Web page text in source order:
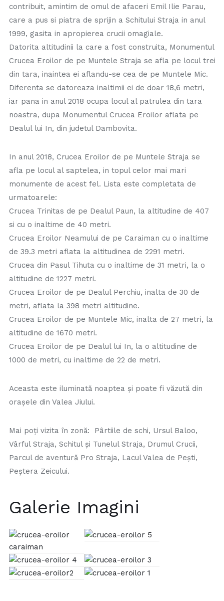
contribuit, amintim de omul de afaceri Emil Ilie Parau,
care a pus si piatra de sprijin a Schitului Straja in anul
1999, gasita in apropierea crucii omagiale.
Datorita altitudinii la care a fost construita, Monumentul
Crucea Eroilor de pe Muntele Straja se afla pe locul trei
din tara, inaintea ei aflandu-se cea de pe Muntele Mic.
Diferenta se datoreaza inaltimii ei de doar 18,6 metri,
iar pana in anul 2018 ocupa locul al patrulea din tara
noastra, dupa Monumentul Crucea Eroilor aflata pe
Dealul lui In, din judetul Dambovita.
In anul 2018, Crucea Eroilor de pe Muntele Straja se
afla pe locul al saptelea, in topul celor mai mari
monumente de acest fel. Lista este completata de
urmatoarele:
Crucea Trinitas de pe Dealul Paun, la altitudine de 407
si cu o inaltime de 40 metri.
Crucea Eroilor Neamului de pe Caraiman cu o inaltime
de 39.3 metri aflata la altitudinea de 2291 metri.
Crucea din Pasul Tihuta cu o inaltime de 31 metri, la o
altitudine de 1227 metri.
Crucea Eroilor de pe Dealul Perchiu, inalta de 30 de
metri, aflata la 398 metri altitudine.
Crucea Eroilor de pe Muntele Mic, inalta de 27 metri, la
altitudine de 1670 metri.
Crucea Eroilor de pe Dealul lui In, la o altitudine de
1000 de metri, cu inaltime de 22 de metri.
Aceasta este iluminată noaptea şi poate fi văzută din
oraşele din Valea Jiului.
Mai poţi vizita în zonă: Pârtiile de schi, Ursul Baloo,
Vârful Straja, Schitul şi Tunelul Straja, Drumul Crucii,
Parcul de aventură Pro Straja, Lacul Valea de Peşti,
Peştera Zeicului.
Galerie Imagini